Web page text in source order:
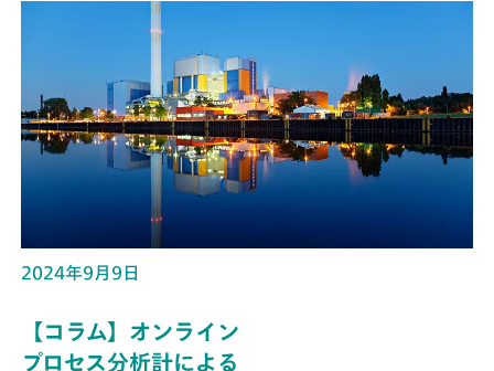
2024年9月9日
【コラム】オンライン
プロセス分析計による